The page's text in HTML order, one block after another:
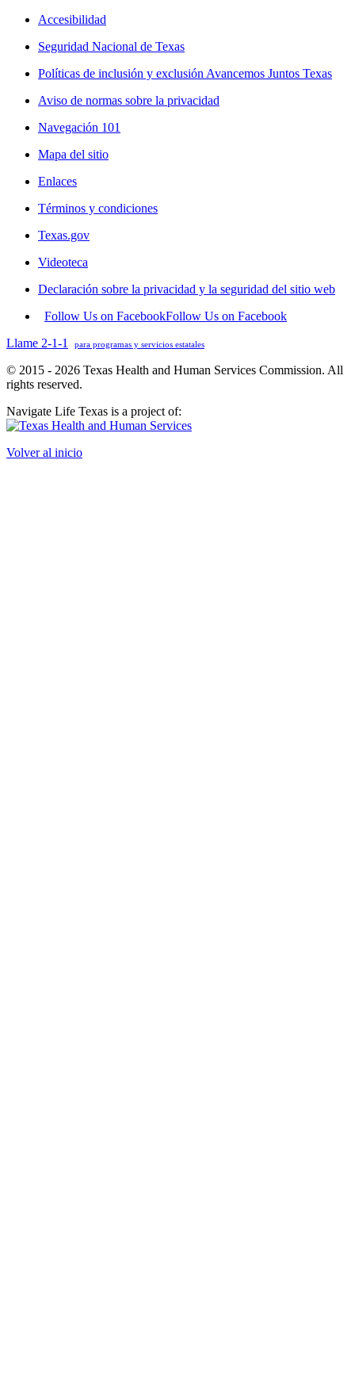
Accesibilidad
Seguridad Nacional de Texas
Políticas de inclusión y exclusión Avancemos Juntos Texas
Aviso de normas sobre la privacidad
Navegación 101
Mapa del sitio
Enlaces
Términos y condiciones
Texas.gov
Videoteca
Declaración sobre la privacidad y la seguridad del sitio web
Follow Us on FacebookFollow Us on Facebook
Llame 2-1-1
para programas y servicios estatales
© 2015 - 2026 Texas Health and Human Services Commission. All
rights reserved.
Navigate Life Texas is a project of:
Volver al inicio